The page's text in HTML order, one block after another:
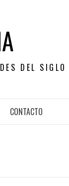
DEL SIGLO
CONTACTO